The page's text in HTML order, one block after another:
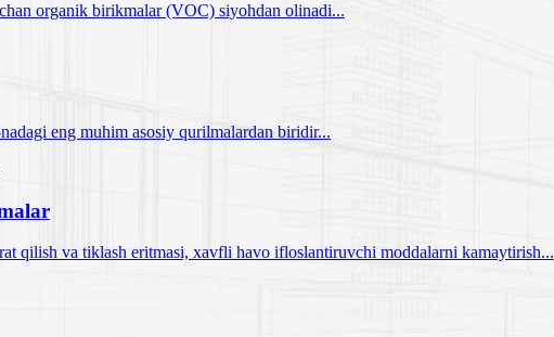
organik birikmalar (VOC) siyohdan olinadi...
eng muhim asosiy qurilmalardan biridir...
qilish va tiklash eritmasi, xavfli havo ifloslantiruvchi moddalarni kamaytirish...